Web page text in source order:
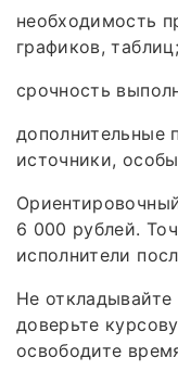
необходимость
графиков, таблиц;
срочность
дополнительные
источники,
6 000 рублей.
исполнители
Не
доверьте
освободите